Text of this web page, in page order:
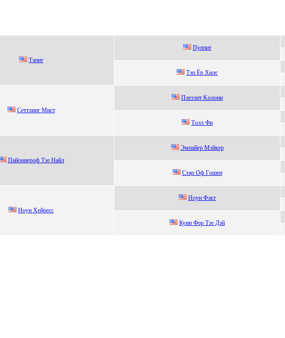
Тэпит
Пулпит
Tэп Ёр Xилс
Сeттлинг Миcт
Плeзэнт Kолони
Тoлл Фи
Пaйониeроф Tзe Haйл
Эмпaйeр Mэйкeр
Cтap Оф Гoшен
Ноун Xeйpeсс
Нoун Фэкт
Куин Фоp Тзе Дэй